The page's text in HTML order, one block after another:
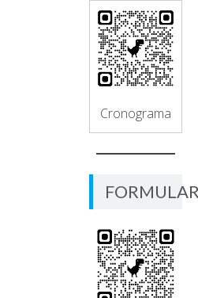
Cronograma